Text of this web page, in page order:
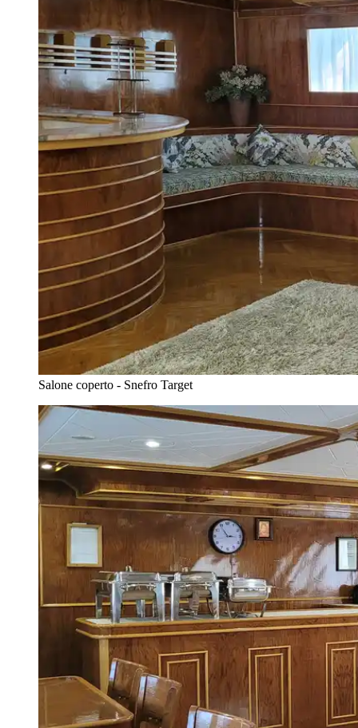
Salone coperto - Snefro Target